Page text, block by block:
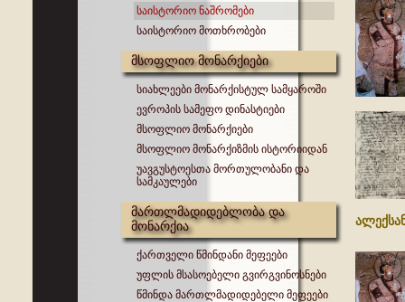
საისტორიო ნაშრომები
საისტორიო მოთხრობები
მსოფლიო მონარქიები
სიახლეები მონარქისტულ სამყაროში
ევროპის სამეფო დინასტიები
მსოფლიო მონარქიები
მსოფლიო მონარქიზმის ისტორიიდან
უავგუსტოესთა მორთულობანი და
სამკაულები
მართლმადიდებლობა და
მონარქია
ქართველი წმინდანი მეფეები
უფლის მსასოებელი გვირგვინოსნები
წმინდა მართლმადიდებელი მეფეები